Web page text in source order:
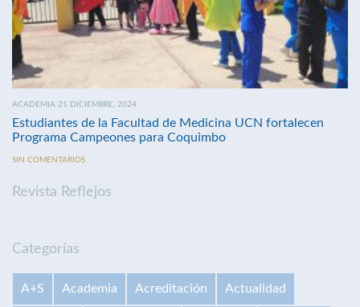
ACADEMIA 21 DICIEMBRE, 2024
Estudiantes de la Facultad de Medicina UCN fortalecen
Programa Campeones para Coquimbo
SIN COMENTARIOS
Revista Reflejos
Categorías
A+S Academia Acreditación Actualidad